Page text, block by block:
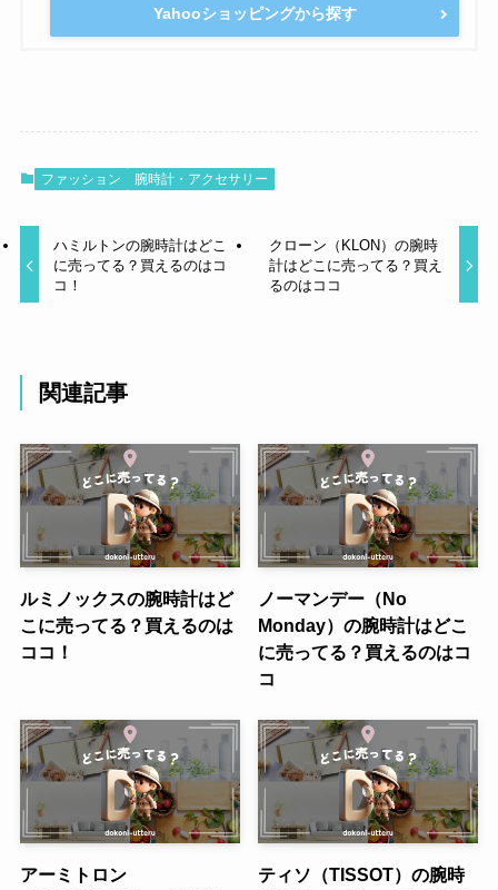
Yahooショッピングから探す
ファッション 腕時計・アクセサリー
ハミルトンの腕時計はどこ
に売ってる？買えるのはコ
コ！
クローン（KLON）の腕時
計はどこに売ってる？買え
るのはココ
関連記事
ルミノックスの腕時計はど
こに売ってる？買えるのは
ココ！
ノーマンデー（No
Monday）の腕時計はどこ
に売ってる？買えるのはコ
コ
アーミトロン
ティソ（TISSOT）の腕時